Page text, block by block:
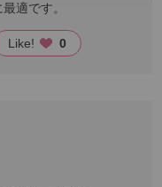
適です。
Like! 0